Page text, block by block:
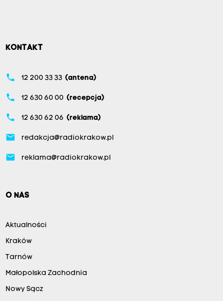
KONTAKT
phone 12 200 33 33 (antena)
phone 12 630 60 00 (recepcja)
phone 12 630 62 06 (reklama)
email redakcja@radiokrakow.pl
email reklama@radiokrakow.pl
O NAS
Aktualności
Kraków
Tarnów
Małopolska Zachodnia
Nowy Sącz